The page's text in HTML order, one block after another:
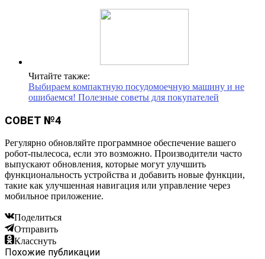
Читайте также:
Выбираем компактную посудомоечную машину и не
ошибаемся! Полезные советы для покупателей
СОВЕТ №4
Регулярно обновляйте программное обеспечение вашего
робот-пылесоса, если это возможно. Производители часто
выпускают обновления, которые могут улучшить
функциональность устройства и добавить новые функции,
такие как улучшенная навигация или управление через
мобильное приложение.
Поделиться
Отправить
Класснуть
Похожие публикации